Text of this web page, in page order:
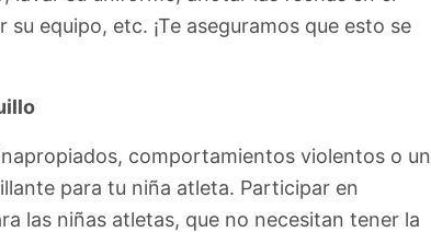
equipo, etc. ¡Te aseguramos que esto se
comportamientos violentos o un
para tu niña atleta. Participar en
las niñas atletas, que no necesitan tener la